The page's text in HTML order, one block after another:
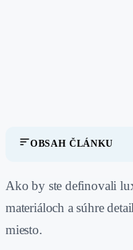
OBSAH ČLÁNKU
Ako by ste definovali
materiáloch a súhre
miesto.